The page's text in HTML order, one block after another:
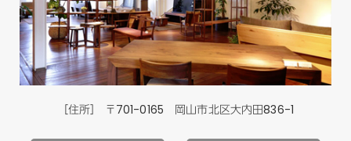
［住所］ 〒701-0165 岡山市北区大内田836-1